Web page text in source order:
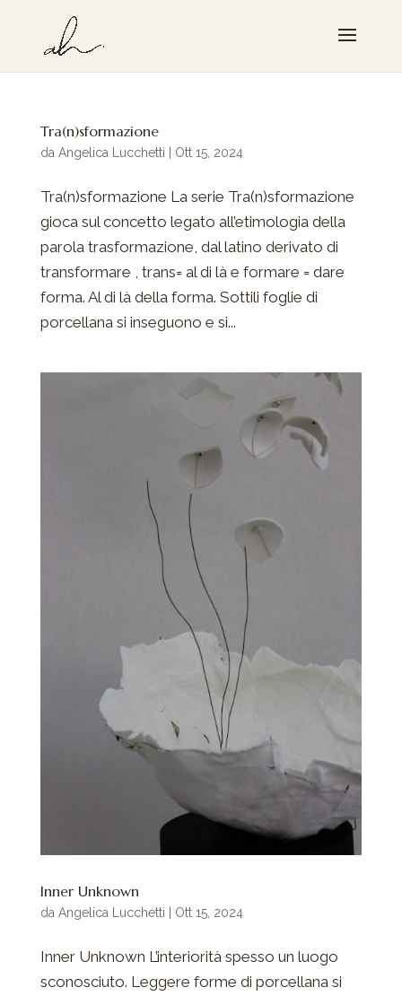
Tra(n)sformazione
da Angelica Lucchetti Ott 15, 2024
Tra(n)sformazione La serie Tra(n)sformazione
gioca sul concetto legato all’etimologia della
parola trasformazione, dal latino derivato di
transformare , trans= al di là e formare = dare
forma. Al di là della forma. Sottili foglie di
porcellana si inseguono e si...
Inner Unknown
da Angelica Lucchetti | Ott 15, 2024
Inner Unknown L’interiorità spesso un luogo
sconosciuto. Leggere forme di porcellana si